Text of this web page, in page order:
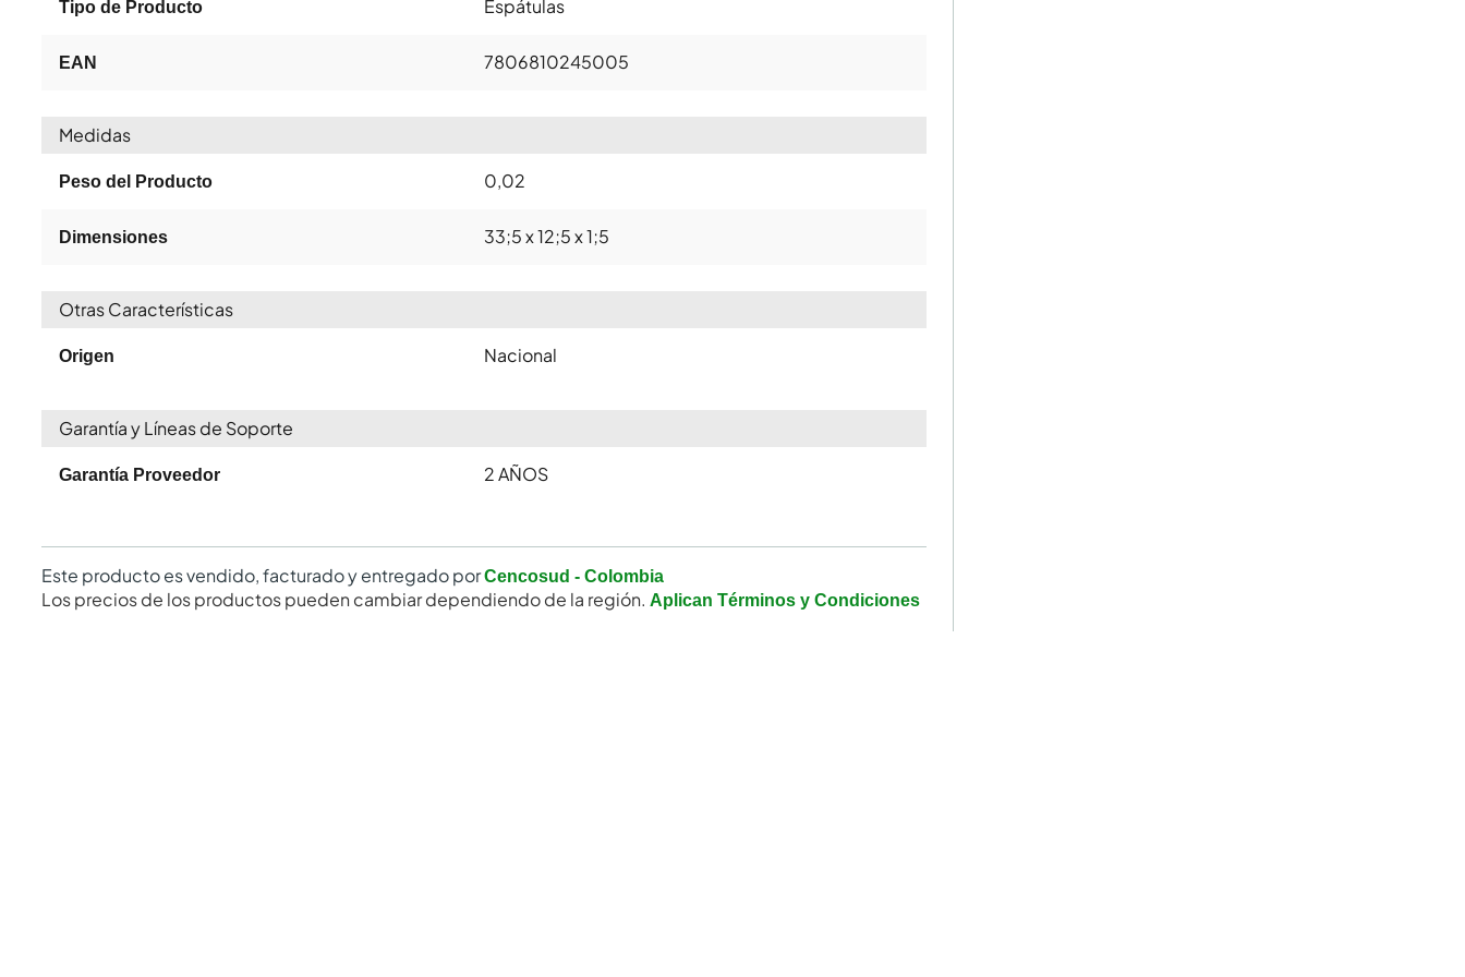
Tipo de Producto Espátulas
EAN 7806810245005
Medidas
Peso del Producto 0,02
Dimensiones 33;5 x 12;5 x 1;5
Otras Características
Origen Nacional
Garantía y Líneas de Soporte
Garantía Proveedor 2 AÑOS
Este producto es vendido, facturado y entregado porCencosud - Colombia
Los precios de los productos pueden cambiar dependiendo de la región. Aplican Términos y Condiciones